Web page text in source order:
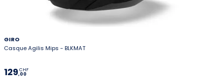
GIRO
Casque Agilis Mips - BLKMAT
129,00
CHF